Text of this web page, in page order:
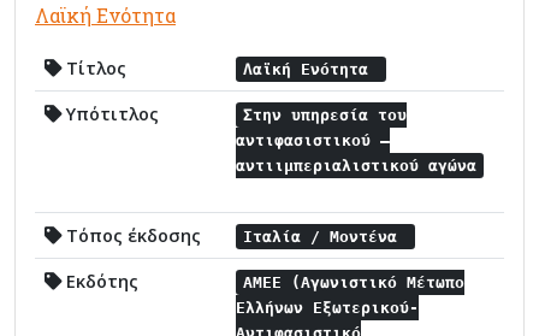
Λαϊκή Ενότητα
Τίτλος Λαϊκή Ενότητα
Υπότιτλος
Στην υπηρεσία του
αντιφασιστικού –
αντιιμπεριαλιστικού αγώνα
Τόπος έκδοσης Ιταλία / Μοντένα
Εκδότης
ΑΜΕΕ (Αγωνιστικό Μέτωπο
Ελλήνων Εξωτερικού-